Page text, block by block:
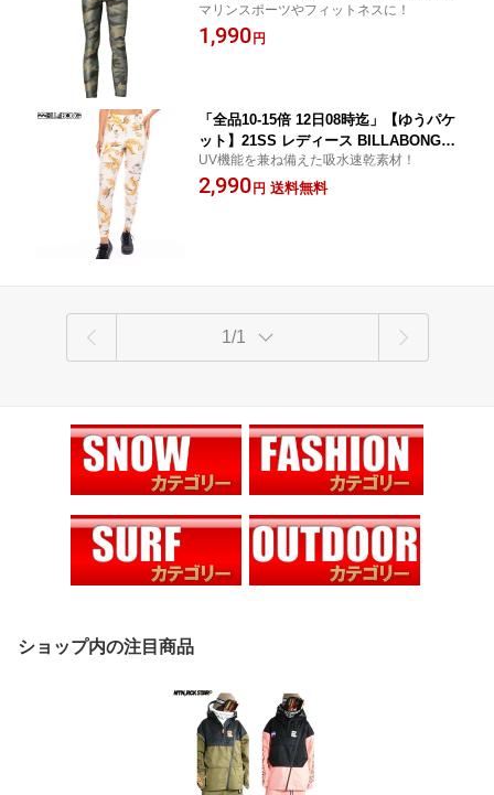
1:正規品/メンズ/ラスティー/919491/surf
マリンスポーツやフィットネスに！
1,990 円
「全品10-15倍 12日08時迄」【ゆうパケ
ット】21SS レディース BILLABONG
サーフレギンス bb013-860: 正規品/ビラ
ボン/bb013860/ウェットスーツ/surf
UV機能を兼ね備えた吸水速乾素材！
2,990 円 送料無料
1/1
ショップ内の注目商品